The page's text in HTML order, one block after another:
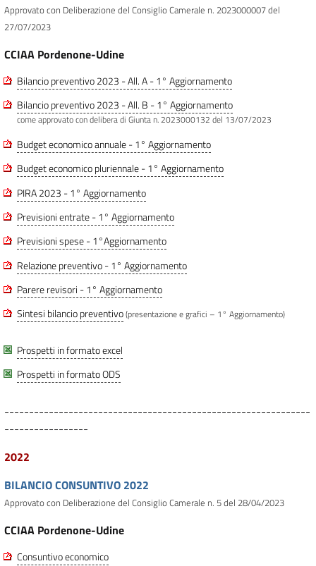
Approvato con Deliberazione del Consiglio Camerale n. 2023000007 del
27/07/2023
CCIAA Pordenone-Udine
Bilancio preventivo 2023 - All. A - 1° Aggiornamento
Bilancio preventivo 2023 - All. B - 1° Aggiornamento
come approvato con delibera di Giunta n. 2023000132 del 13/07/2023
Budget economico annuale - 1° Aggiornamento
Budget economico pluriennale - 1° Aggiornamento
PIRA 2023 - 1° Aggiornamento
Previsioni entrate - 1° Aggiornamento
Previsioni spese - 1°Aggiornamento
Relazione preventivo - 1° Aggiornamento
Parere revisori - 1° Aggiornamento
Sintesi bilancio preventivo(presentazione e grafici – 1° Aggiornamento)
Prospetti in formato excel
Prospetti in formato ODS
--------------------------------------------------------------
-----------------
2022
BILANCIO CONSUNTIVO 2022
Approvato con Deliberazione del Consiglio Camerale n. 5 del 28/04/2023
CCIAA Pordenone-Udine
Consuntivo economico